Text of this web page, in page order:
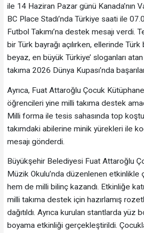
ile 14 Haziran Pazar günü Kanada’nın
BC Place Stadı’nda Türkiye saati ile
Futbol Takımı’na destek mesajı verdi.
bir Türk bayrağı açılırken, ellerinde Türk
beyaz, en büyük Türkiye’ sloganları
takıma 2026 Dünya Kupası’nda
Ayrıca, Fuat Attaroğlu Çocuk
öğrencileri yine milli takıma destek
Milli forma ile tesis sahasında top
takımdaki abilerine minik yürekleri ile
mesajı gönderdi.
Büyükşehir Belediyesi Fuat Attaroğlu
Müzik Okulu’nda düzenlenen
hem de milli bilinç kazandı. Etkinliğe
milli takıma destek için hazırlamış
dağıtıldı. Ayrıca kurulan stantlarda yüz
boyama etkinliği gerçekleştirildi.